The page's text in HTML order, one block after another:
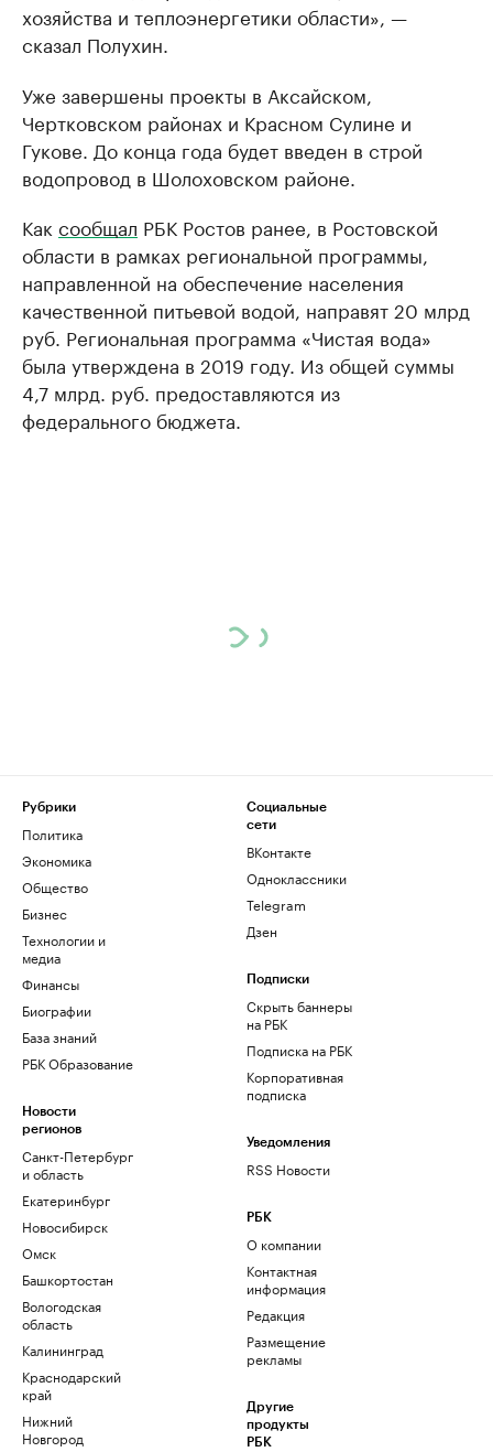
хозяйства и теплоэнергетики области», —
сказал Полухин.
Уже завершены проекты в Аксайском,
Чертковском районах и Красном Сулине и
Гукове. До конца года будет введен в строй
водопровод в Шолоховском районе.
Как сообщал РБК Ростов ранее, в Ростовской
области в рамках региональной программы,
направленной на обеспечение населения
качественной питьевой водой, направят 20 млрд
руб. Региональная программа «Чистая вода»
была утверждена в 2019 году. Из общей суммы
4,7 млрд. руб. предоставляются из
федерального бюджета.
Рубрики
Политика
Экономика
Общество
Бизнес
Технологии и
медиа
Финансы
Биографии
База знаний
РБК Образование
Новости
регионов
Санкт-Петербург
и область
Екатеринбург
Новосибирск
Омск
Башкортостан
Вологодская
область
Калининград
Краснодарский
край
Нижний
Новгород
Социальные
сети
ВКонтакте
Одноклассники
Telegram
Дзен
Подписки
Скрыть баннеры
на РБК
Подписка на РБК
Корпоративная
подписка
Уведомления
RSS Новости
РБК
О компании
Контактная
информация
Редакция
Размещение
рекламы
Другие
продукты
РБК